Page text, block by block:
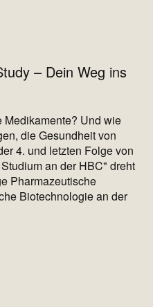
– Dein Weg ins
Und wie
die Gesundheit von
4. und letzten Folge von
an der HBC" dreht
Pharmazeutische
Biotechnologie an der